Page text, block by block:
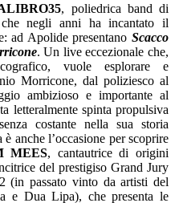
, poliedrica band di
negli anni ha incantato il
ad Apolide presentano Scacco
. Un live eccezionale che,
vuole esplorare e
Morricone, dal poliziesco al
ambizioso e importante al
letteralmente spinta propulsiva
costante nella sua storia
anche l’occasione per scoprire
MEES, cantautrice di origini
del prestigiso Grand Jury
(in passato vinto da artisti del
e Dua Lipa), che presenta le